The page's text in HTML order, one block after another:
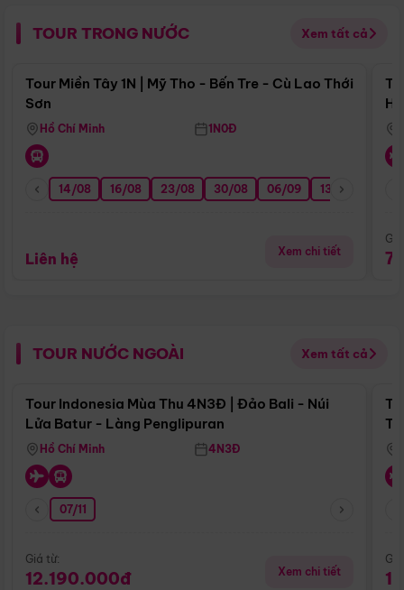
TOUR TRONG NƯỚC Xem tất cả
Điểm nổi bật
Tour Miền Tây 1N | Mỹ Tho - Bến Tre - Cù Lao Thới
Sơn
Hồ Chí Minh 1N0Đ
14/08 16/08 23/08 30/08 06/09 13/09
Liên hệ Xem chi tiết
TOUR NƯỚC NGOÀI Xem tất cả
Điểm nổi bật
Tour Indonesia Mùa Thu 4N3Đ | Đảo Bali - Núi
Lửa Batur - Làng Penglipuran
Hồ Chí Minh 4N3Đ
07/11
Giá từ:
12.190.000đ Xem chi tiết